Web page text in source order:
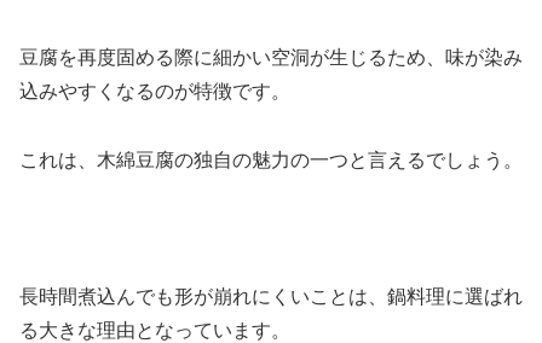
豆腐を再度固める際に細かい空洞が生じるため、味が染み
込みやすくなるのが特徴です。
これは、木綿豆腐の独自の魅力の一つと言えるでしょう。
長時間煮込んでも形が崩れにくいことは、鍋料理に選ばれ
る大きな理由となっています。